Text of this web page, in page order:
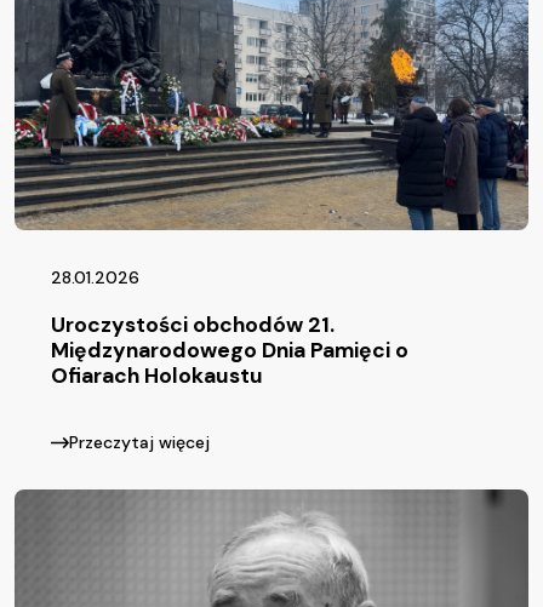
28.01.2026
Uroczystości obchodów 21.
Międzynarodowego Dnia Pamięci o
Ofiarach Holokaustu
Przeczytaj więcej